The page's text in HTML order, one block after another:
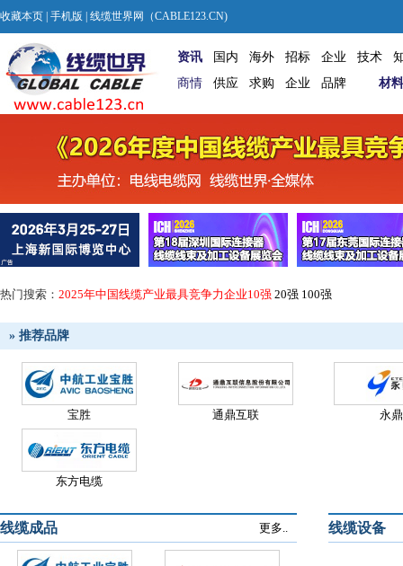
收藏本页 手机版 | 线缆世界网（CABLE123.CN)
资讯 国内 海外 招标 企业 技术
商情
供应 求购 企业 品牌 材料
热门搜索： 2025年中国线缆产业最具竞争力企业10强 20强 100强
» 推荐品牌
宝胜 通鼎互联 永鼎
东方电缆
更多..
线缆成品 线缆设备